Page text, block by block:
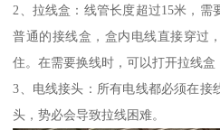
2、拉线盒：线管长度超过15米，需
普通的接线盒，盒内电线直接穿过
住。在需要换线时，可以打开拉线盒
3、电线接头：所有电线都必须在接
头，势必会导致拉线困难。